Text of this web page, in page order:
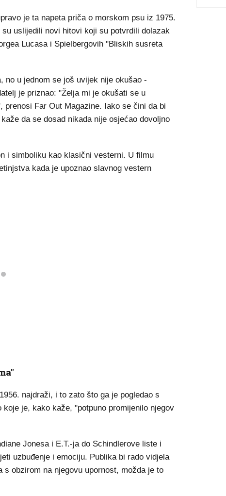
je ta napeta priča o morskom psu iz 1975.
uslijedili novi hitovi koji su potvrdili dolazak
Lucasa i Spielbergovih "Bliskih susreta
no u jednom se još uvijek nije okušao -
je priznao: "Želja mi je okušati se u
prenosi Far Out Magazine. Iako se čini da bi
da se dosad nikada nije osjećao dovoljno
i simboliku kao klasični vesterni. U filmu
kada je upoznao slavnog vestern
najdraži, i to zato što ga je pogledao s
je, kako kaže, "potpuno promijenilo njegov
Jonesa i E.T.-ja do Schindlerove liste i
uzbuđenje i emociju. Publika bi rado vidjela
obzirom na njegovu upornost, možda je to